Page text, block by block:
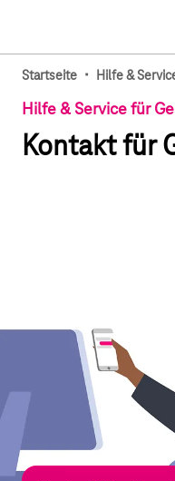
Startseite · Hilfe &
Hilfe & Service für
Kontakt für